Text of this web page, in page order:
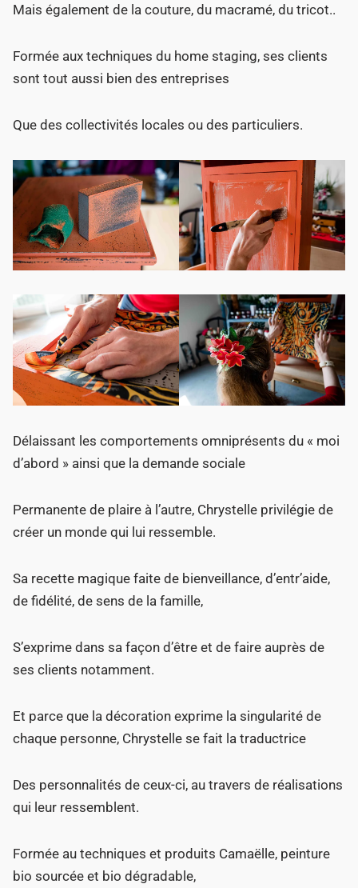
Mais également de la couture, du macramé, du tricot..
Formée aux techniques du home staging, ses clients
sont tout aussi bien des entreprises
Que des collectivités locales ou des particuliers.
Délaissant les comportements omniprésents du « moi
d’abord » ainsi que la demande sociale
Permanente de plaire à l’autre, Chrystelle privilégie de
créer un monde qui lui ressemble.
Sa recette magique faite de bienveillance, d’entr’aide,
de fidélité, de sens de la famille,
S’exprime dans sa façon d’être et de faire auprès de
ses clients notamment.
Et parce que la décoration exprime la singularité de
chaque personne, Chrystelle se fait la traductrice
Des personnalités de ceux-ci, au travers de réalisations
qui leur ressemblent.
Formée au techniques et produits Camaëlle, peinture
bio sourcée et bio dégradable,